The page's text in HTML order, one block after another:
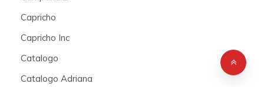
Capricho
Capricho Inc
Catalogo
Catalogo Adriana